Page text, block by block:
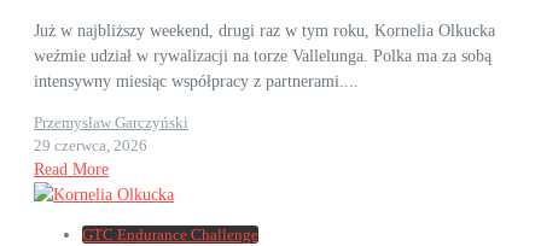
Już w najbliższy weekend, drugi raz w tym roku, Kornelia Olkucka
weźmie udział w rywalizacji na torze Vallelunga. Polka ma za sobą
intensywny miesiąc współpracy z partnerami....
Przemysław Garczyński
29 czerwca, 2026
Read More
GTC Endurance Challenge